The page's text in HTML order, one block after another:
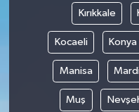
Kırıkkale
Kocaeli Konya
Manisa
Muş